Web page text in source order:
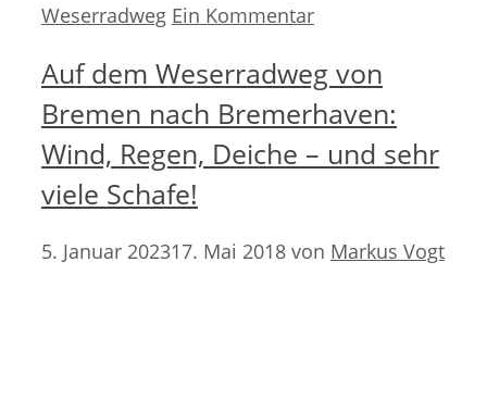
Kategorien
Weserradweg Ein Kommentar
Auf dem Weserradweg von
Bremen nach Bremerhaven:
Wind, Regen, Deiche – und sehr
viele Schafe!
5. Januar 202317. Mai 2018 von Markus Vogt